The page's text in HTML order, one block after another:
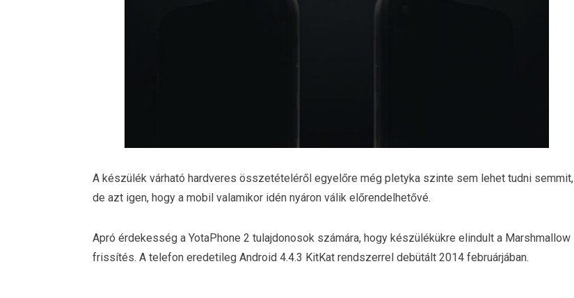
A készülék várható hardveres összetételéről egyelőre még pletyka szinte sem lehet tudni semmit,
de azt igen, hogy a mobil valamikor idén nyáron válik előrendelhetővé.
Apró érdekesség a YotaPhone 2 tulajdonosok számára, hogy készülékükre elindult a Marshmallow
frissítés. A telefon eredetileg Android 4.4.3 KitKat rendszerrel debütált 2014 februárjában.